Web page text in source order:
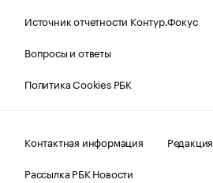
Источник отчетности Контур.Фокус
Вопросы и ответы
Политика Cookies РБК
Контактная информация
Редакция
Рассылка РБК Новости